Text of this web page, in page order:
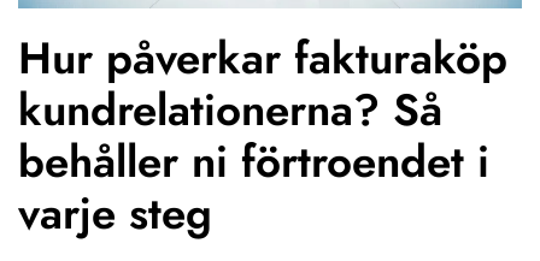
Hur påverkar fakturaköp
kundrelationerna? Så
behåller ni förtroendet i
varje steg